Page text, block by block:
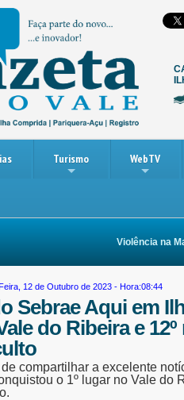
Turismo WebTV
Violência na
12 de Outubro de 2023 - Hora:08:44
Sebrae Aqui em
do Ribeira e
compartilhar a excelente
o 1º lugar no Vale